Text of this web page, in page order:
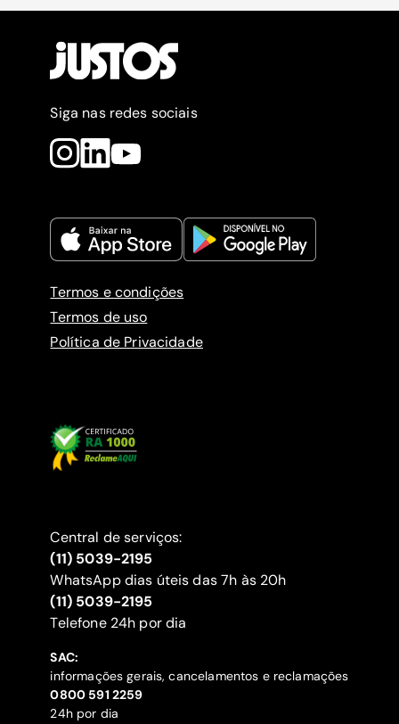
Siga nas redes sociais
Termos e condições
Termos de uso
Política de Privacidade
Central de serviços:
(11) 5039-2195
WhatsApp dias úteis das 7h às 20h
(11) 5039-2195
‍Telefone 24h por dia
SAC:
informações gerais, cancelamentos e reclamações
‍0800 591 2259
24h por dia